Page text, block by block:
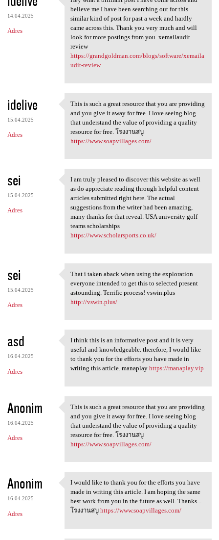
14.04.2025
Adres
Hey what a brilliant post I
believe me I have been searching out for this
similar kind of post for past a week and hardly
came across this. Thank you very much and will
look for more postings from you. xemailaudit
review
https://grandgoldman.com/blogs/software/xemaila
udit-review
idelive
15.04.2025
Adres
This is such a great resource
This is such a great resource that you are providing
and you give it away for free. I love seeing blog
that understand the value of providing a quality
resource for free. โรงงานสบู่
https://www.soapvillages.com/
sei
15.04.2025
Adres
I am truly pleased to
I am truly pleased to discover this website as well
as do appreciate reading through helpful content
articles submitted right here. The actual
suggestions from the writer had been amazing,
many thanks for that reveal. USA university golf
teams scholarships
https://www.scholarsports.co.uk/
sei
15.04.2025
Adres
That i taken aback when using
That i taken aback when using the exploration
everyone intended to get this to selected present
astounding. Terrific process! vswin.plus
http://vswin.plus/
asd
16.04.2025
Adres
I think this is an
I think this is an informative post and it is very
useful and knowledgeable. therefore, I would like
to thank you for the efforts you have made in
writing this article. manaplay https://manaplay.vip
Anonim
16.04.2025
Adres
This is such a great resource
This is such a great resource that you are providing
and you give it away for free. I love seeing blog
that understand the value of providing a quality
resource for free. โรงงานสบู่
https://www.soapvillages.com/
Anonim
16.04.2025
Adres
I would like to thank you for
I would like to thank you for the efforts you have
made in writing this article. I am hoping the same
best work from you in the future as well. Thanks...
โรงงานสบู่ https://www.soapvillages.com/